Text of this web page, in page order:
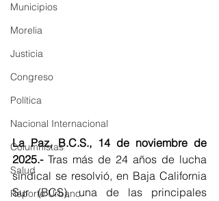
Municipios
Morelia
Justicia
Congreso
Política
Nacional Internacional
Columnistas
Salud
Reporte Urbano
La Paz, B.C.S., 14 de noviembre de
2025.- Tras más de 24 años de lucha
sindical se resolvió, en Baja California
Sur (BCS), una de las principales